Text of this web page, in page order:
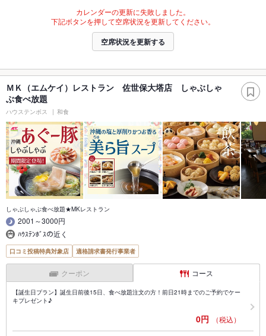
カレンダーの更新に失敗しました。
下記ボタンを押して空席状況を更新してください。
空席状況を更新する
ＭＫ（エムケイ）レストラン 佐世保大塔店 しゃぶしゃ
ぶ食べ放題
ハウステンボス 和食
しゃぶしゃぶ食べ放題★MKレストラン
2001～3000円
ﾊｳｽﾃﾝﾎﾞｽの近く
口コミ投稿特典対象店 適格請求書発行事業者
クーポン コース
【誕生日プラン】誕生日前後15日、食べ放題注文の方！前日21時までのご予約でケー
キプレゼント♪
0円 （税込）